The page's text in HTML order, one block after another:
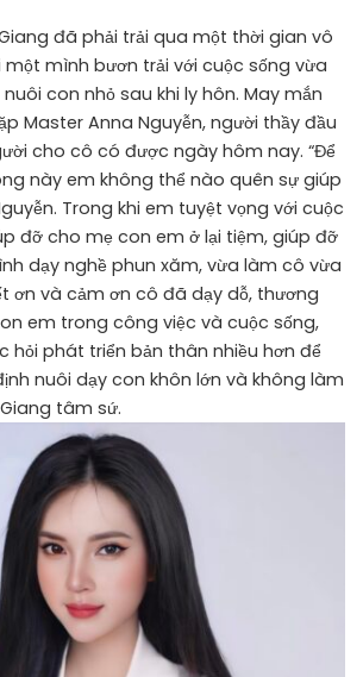
đã phải trải qua một thời gian vô
một mình bươn trải với cuộc sống vừa
con nhỏ sau khi ly hôn. May mắn
Master Anna Nguyễn, người thầy đầu
cho cô có được ngày hôm nay. “Để
này em không thể nào quên sự giúp
Trong khi em tuyệt vọng với cuộc
đỡ cho mẹ con em ở lại tiệm, giúp đỡ
dạy nghề phun xăm, vừa làm cô vừa
ơn và cảm ơn cô đã dạy dỗ, thương
em trong công việc và cuộc sống,
hỏi phát triển bản thân nhiều hơn để
nuôi dạy con khôn lớn và không làm
tâm sứ.